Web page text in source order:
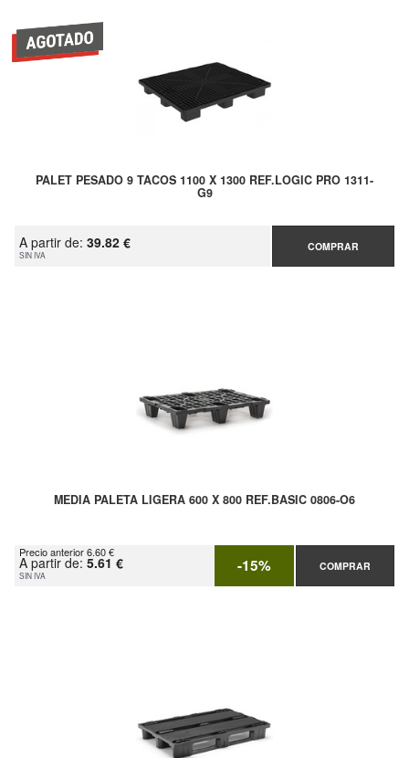
PALET PESADO 9 TACOS 1100 X 1300 REF.LOGIC PRO 1311-
G9
A partir de: 39.82 €
SIN IVA
COMPRAR
MEDIA PALETA LIGERA 600 X 800 REF.BASIC 0806-O6
Precio anterior 6.60 €
A partir de: 5.61 €
SIN IVA -15% COMPRAR